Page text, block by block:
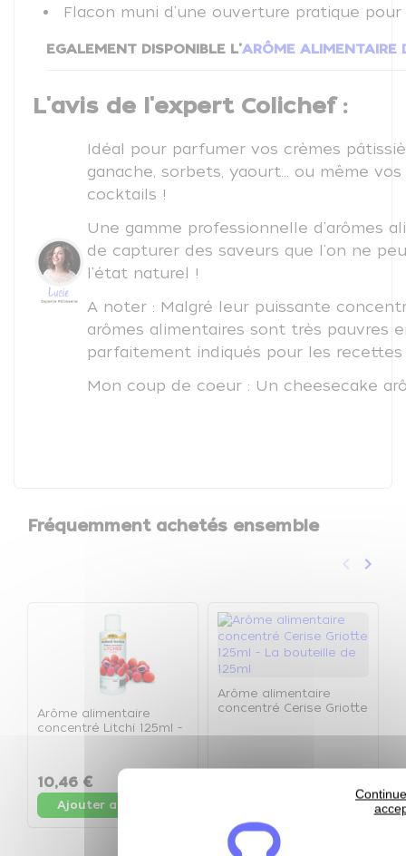
Flacon muni d'une ouverture pratique
EGALEMENT DISPONIBLE L'ARÔME ALIMENTAIRE
L'avis de l'expert Colichef :
Idéal pour parfumer vos crèmes
ganache, sorbets, yaourt... ou même
cocktails !
Une gamme professionnelle d'arômes
de capturer des saveurs que l'on ne
l'état naturel !
A noter : Malgré leur puissante
arômes alimentaires sont très pauvres
parfaitement indiqués pour les
Mon coup de coeur : Un cheesecake
Fréquemment achetés ensemble
Précédent
keyboard_arrow_left keyboard_arrow_right
Arôme alimentaire
concentré Litchi 125ml -
10,46 €
Ajouter au panier
Arôme alimentaire
concentré Cerise Griotte
125ml